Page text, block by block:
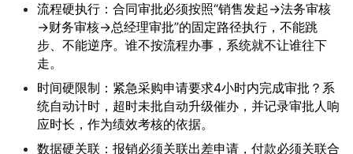
流程硬执行：合同审批必须按照“销售发起→法务审核
→财务审核→总经理审批”的固定路径执行，不能跳
步、不能逆序。谁不按流程办事，系统就不让谁往下
走。
时间硬限制：紧急采购申请要求4小时内完成审批？系
统自动计时，超时未批自动升级催办，并记录审批人响
应时长，作为绩效考核的依据。
数据硬关联：报销必须关联出差申请，付款必须关联合